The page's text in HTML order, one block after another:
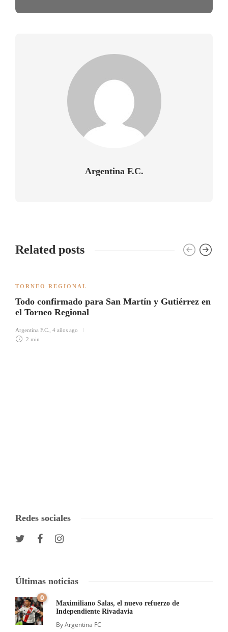
Argentina F.C.
Related posts
TORNEO REGIONAL
Todo confirmado para San Martín y Gutiérrez en
el Torneo Regional
Argentina F.C.
4 años ago
2 min
Redes sociales
Últimas noticias
0
Maximiliano Salas, el nuevo refuerzo de
Independiente Rivadavia
ByArgentina FC